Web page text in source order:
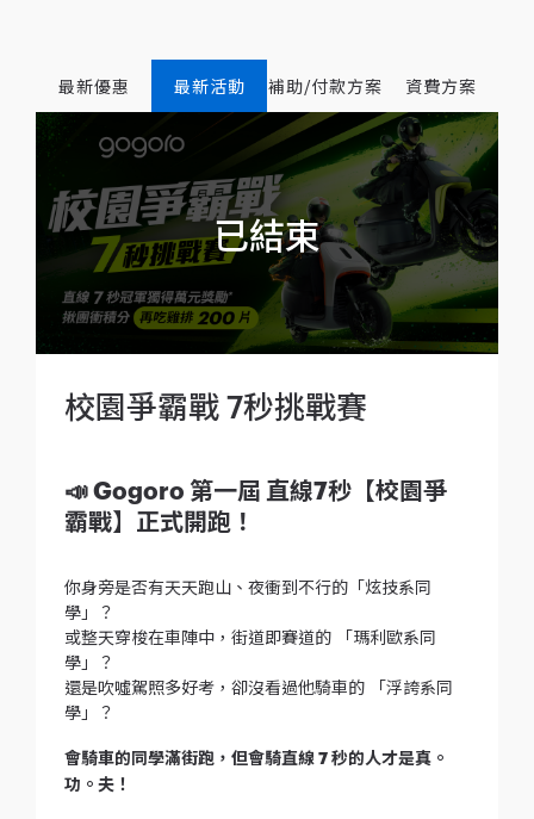
最新優惠 最新活動 補助/付款方案 資費方案
校園爭霸戰 7秒挑戰賽
📣 Gogoro 第一屆 直線7秒【校園爭
霸戰】正式開跑！
你身旁是否有天天跑山、夜衝到不行的「炫技系同
學」？
或整天穿梭在車陣中，街道即賽道的 「瑪利歐系同
學」？
還是吹噓駕照多好考，卻沒看過他騎車的 「浮誇系同
學」？
會騎車的同學滿街跑，但會騎直線 7 秒的人才是真。
功。夫！